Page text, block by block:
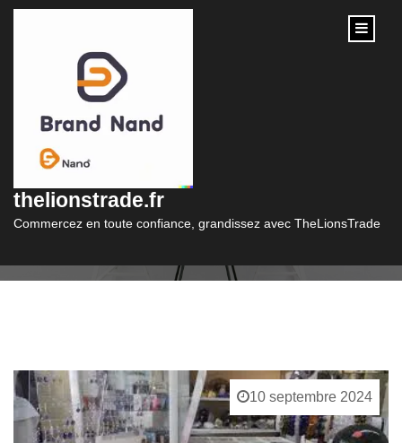
content
thelionstrade.fr
Commercez en toute confiance, grandissez avec TheLionsTrade
Catégorie :
10 septembre 2024